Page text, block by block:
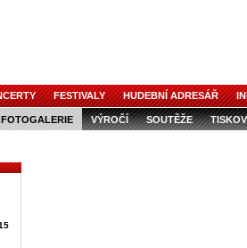
FESTIVALY HUDEBNÍ ADRESÁŘ
FOTOGALERIE VÝROČÍ SOUTĚŽE